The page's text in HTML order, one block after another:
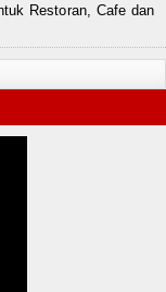
Restoran, Cafe dan